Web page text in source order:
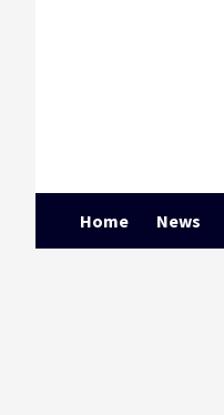
Home News